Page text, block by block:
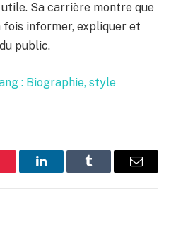
Sa carrière montre que
informer, expliquer et
public.
: Biographie, style
LinkedInTumblr Email